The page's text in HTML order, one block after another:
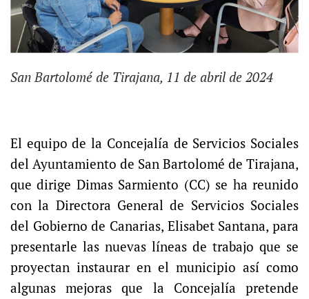
San Bartolomé de Tirajana, 11 de abril de 2024
El equipo de la Concejalía de Servicios Sociales
del Ayuntamiento de San Bartolomé de Tirajana,
que dirige Dimas Sarmiento (CC) se ha reunido
con la Directora General de Servicios Sociales
del Gobierno de Canarias, Elisabet Santana, para
presentarle las nuevas líneas de trabajo que se
proyectan instaurar en el municipio así como
algunas mejoras que la Concejalía pretende